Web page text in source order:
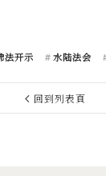
法开示 水陆法会
回到列表頁